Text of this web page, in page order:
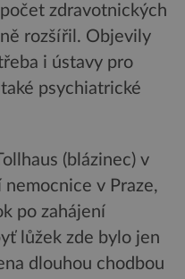
zdravotnických
rozšířil. Objevily
i ústavy pro
psychiatrické
(blázinec) v
v Praze,
po zahájení
lůžek zde bylo jen
dlouhou chodbou